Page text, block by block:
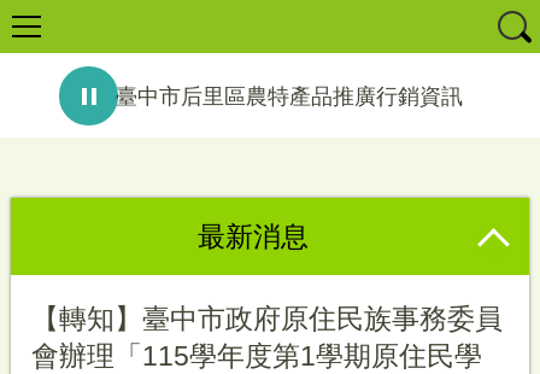
臺中市后里區農特產品推廣行銷資訊
最新消息
【轉知】臺中市政府原住民族事務委員
會辦理「115學年度第1學期原住民學